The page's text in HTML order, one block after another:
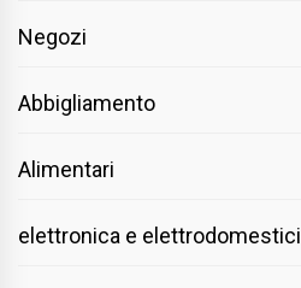
Negozi
Abbigliamento
Alimentari
elettronica e elettrodomestici